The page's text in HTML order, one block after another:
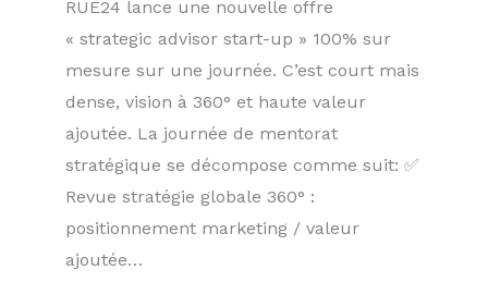
RUE24 lance une nouvelle offre
« strategic advisor start-up » 100% sur
mesure sur une journée. C’est court mais
dense, vision à 360° et haute valeur
ajoutée. La journée de mentorat
stratégique se décompose comme suit: ✅
Revue stratégie globale 360° :
positionnement marketing / valeur
ajoutée…